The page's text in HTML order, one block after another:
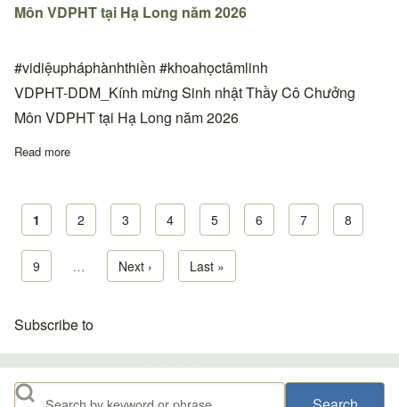
Môn VDPHT tại Hạ Long năm 2026
#vidiệupháphànhthiền #khoahọctâmlinh
VDPHT-DDM_Kính mừng Sinh nhật Thầy Cô Chưởng
Môn VDPHT tại Hạ Long năm 2026
Read more
Pagination
Current page
1 Page
2 Page
3 Page
4 Page
5 Page
6 Page
7 Page
8
Page
9 … Next page
Next › Last page
Last »
Subscribe to
Search